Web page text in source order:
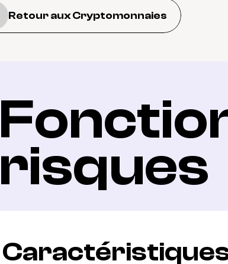
Retour aux Cryptomonnaies
risques